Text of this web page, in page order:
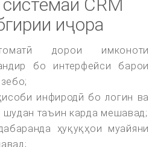
CRM
иҷора
дорои имконоти
бо интерфейси барои
инфиродӣ бо логин ва
таъин карда мешавад;
ҳуқуқҳои муайяни